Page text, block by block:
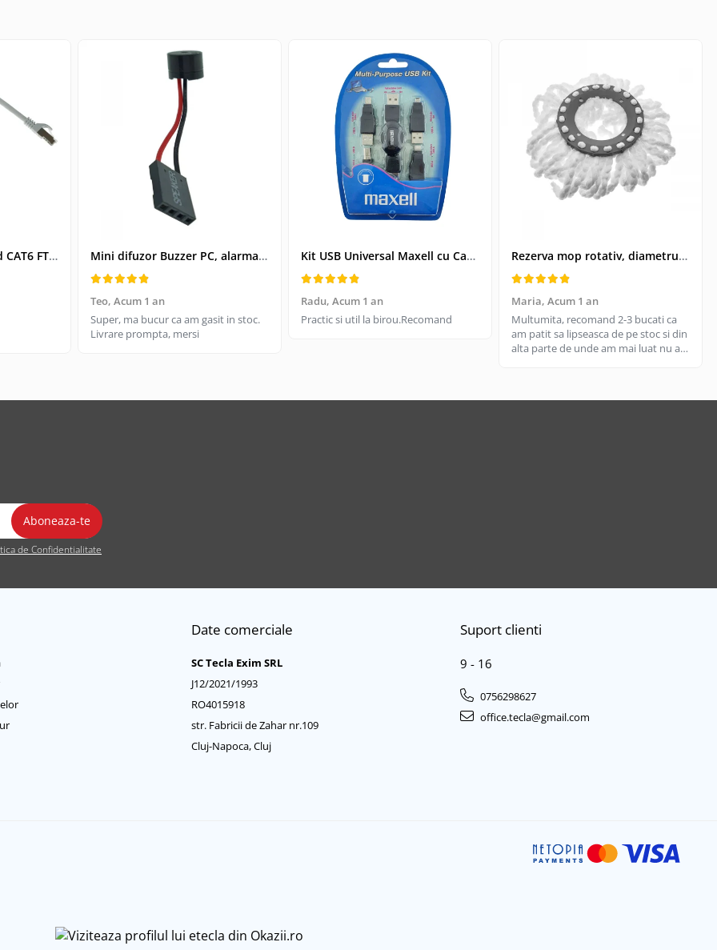
Cablu retea-patchcord CAT6 FTP, Lanberg 43612, 2 X RJ45, lungime 25cm, AWG26, 10Gb/s-250MHz, de legatura retea, ethernet, gri Mini difuzor Buzzer PC, alarma sonora pentru placa de baza PC
Teo, Acum 1 an
Super, ma bucur ca am gasit in stoc.
Livrare prompta, mersi
Kit USB Universal Maxell cu Cablu Retractabil si 4 Adaptoare, Husa Protectoare - Conectivitate pentru Dispozitive Vechi si Noi
Radu, Acum 1 an
Practic si util la birou.Recomand
Rezerva mop rotativ, diametrul parte prindere 16 cm, microfibre cu lungime de 15 cm, alba
Maria, Acum 1 an
Multumita, recomand 2-3 bucati ca
am patit sa lipseasca de pe stoc si din
alta parte de unde am mai luat nu are
de Confidentialitate
Date comerciale
SC Tecla Exim SRL
J12/2021/1993
RO4015918
str. Fabricii de Zahar nr.109
Cluj-Napoca, Cluj
Suport clienti
9 - 16
0756298627
office.tecla@gmail.com